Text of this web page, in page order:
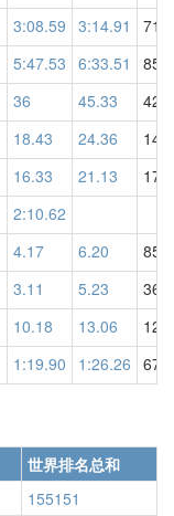
3:08.59 3:14.91
5:47.53 6:33.51
36 45.33
18.43 24.36
16.33 21.13
2:10.62
4.17 6.20
3.11 5.23
10.18 13.06
1:19.90 1:26.26 676
世界排名总和
155151